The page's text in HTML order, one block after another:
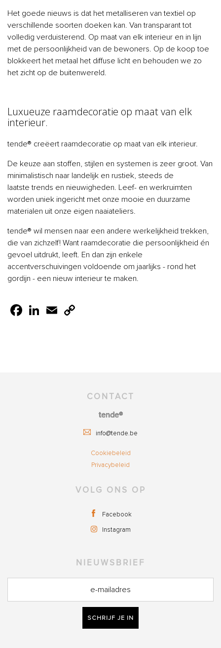
Het goede nieuws is dat het metalliseren van textiel op
verschillende soorten doeken kan. Van transparant tot
volledig verduisterend. Op maat van elk interieur en in lijn
met de persoonlijkheid van de bewoners. Op de koop toe
blokkeert het metaal het diffuse licht en behouden we zo
het zicht op de buitenwereld.
Luxueuze raamdecoratie op maat van elk
interieur.
tende® creëert raamdecoratie op maat van elk interieur.
De keuze aan stoffen, stijlen en systemen is zeer groot. Van
minimalistisch naar landelijk en rustiek, steeds de
laatste trends en nieuwigheden. Leef- en werkruimten
worden uniek ingericht met onze mooie en duurzame
materialen uit onze eigen naaiateliers.
tende® wil mensen naar een andere werkelijkheid trekken,
die van zichzelf! Want raamdecoratie die persoonlijkheid én
gevoel uitdrukt, leeft. En dan zijn enkele
accentverschuivingen voldoende om jaarlijks - rond het
gordijn - een nieuw interieur te maken.
FacebookLinkedInEmail
CONTACT
tende®
info@tende.be
Cookiebeleid
Privacybeleid
VOLG ONS OP
Facebook
Instagram
NIEUWSBRIEF